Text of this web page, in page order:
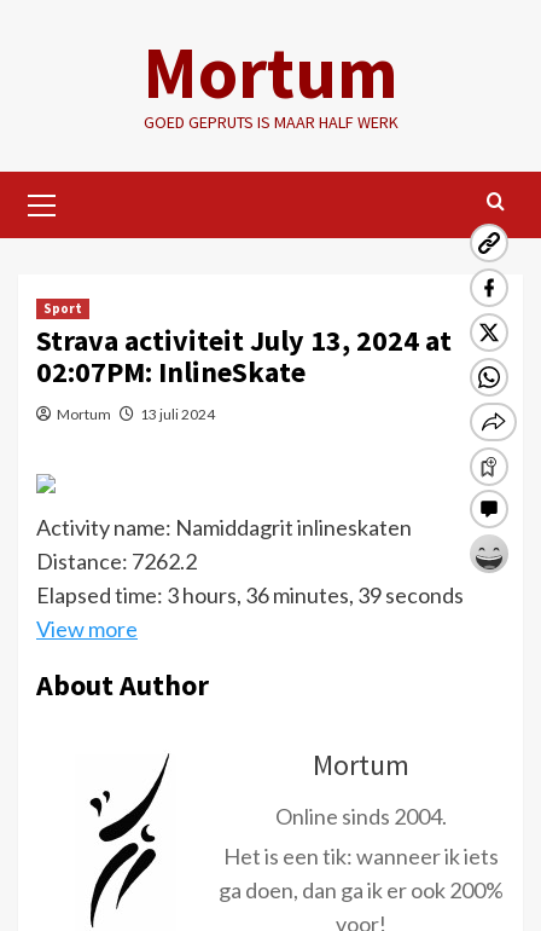
Mortum
GOED GEPRUTS IS MAAR HALF WERK
menu
Sport
Strava activiteit July 13, 2024 at
02:07PM: InlineSkate
Mortum 13 juli 2024
Activity name: Namiddagrit inlineskaten
Distance: 7262.2
Elapsed time: 3 hours, 36 minutes, 39 seconds
View more
About Author
Mortum
Online sinds 2004.
Het is een tik: wanneer ik iets
ga doen, dan ga ik er ook 200%
voor!